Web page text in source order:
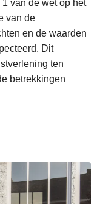
van de wet op het
van de
en de waarden
Dit
ten
betrekkingen